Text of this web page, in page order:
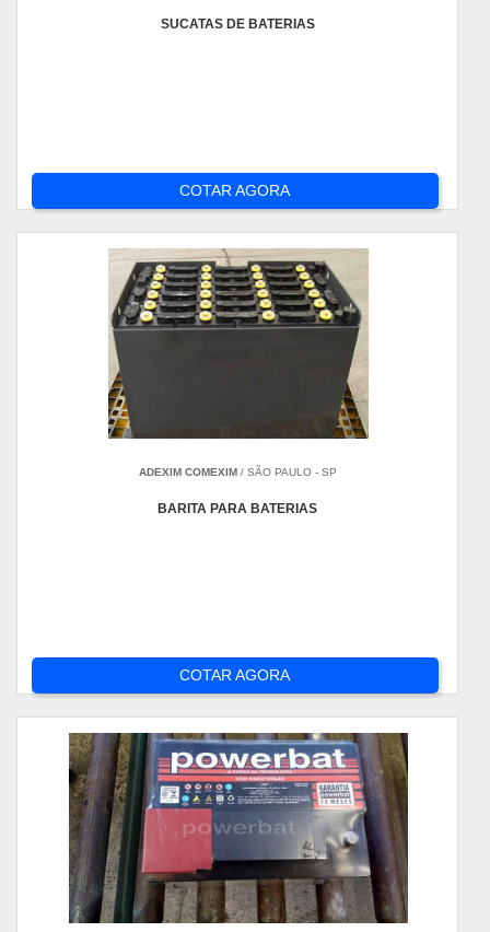
SUCATAS DE BATERIAS
COTAR AGORA
ADEXIM COMEXIM/ SÃO PAULO - SP
BARITA PARA BATERIAS
COTAR AGORA